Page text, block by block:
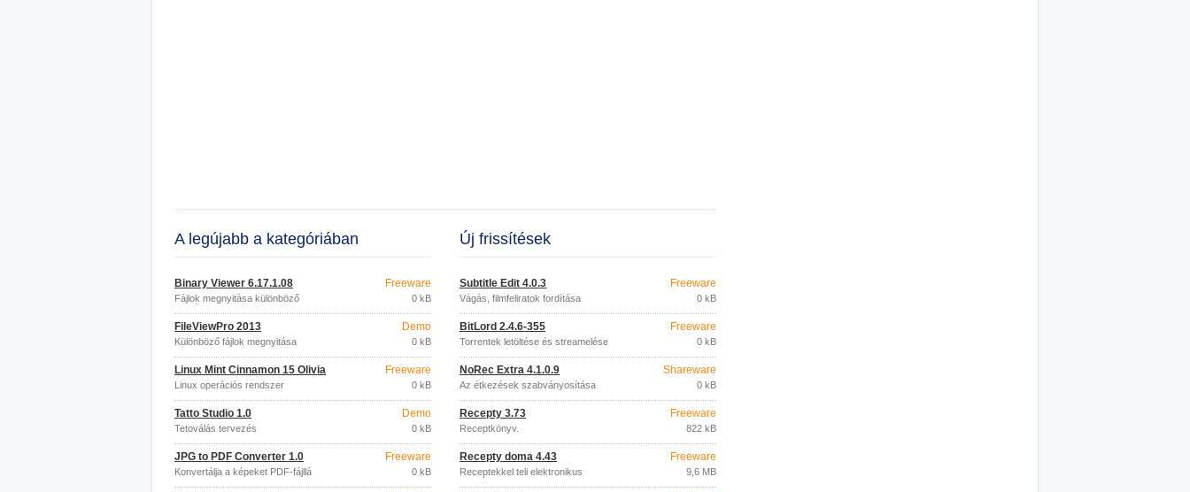
A legújabb a kategóriában
Binary Viewer 6.17.1.08
Fájlok megnyitása különböző
formátumokban
Freeware
0 kB
FileViewPro 2013
Különböző fájlok megnyitása
Demo
0 kB
Linux Mint Cinnamon 15 Olivia
Linux operációs rendszer
Freeware
0 kB
Tatto Studio 1.0
Tetoválás tervezés
Demo
0 kB
JPG to PDF Converter 1.0
Konvertálja a képeket PDF-fájllá
Freeware
0 kB
Új frissítések
Subtitle Edit 4.0.3
Vágás, filmfeliratok fordítása
Freeware
0 kB
BitLord 2.4.6-355
Torrentek letöltése és streamelése
Freeware
0 kB
NoRec Extra 4.1.0.9
Az étkezések szabványosítása
Shareware
0 kB
Recepty 3.73
Receptkönyv.
Freeware
822 kB
Recepty doma 4.43
Receptekkel teli elektronikus
szakácskönyv.
Freeware
9,6 MB